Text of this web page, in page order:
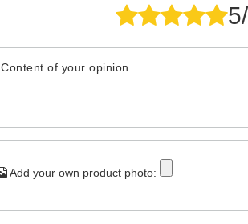
Content of your opinion
Add your own product photo: